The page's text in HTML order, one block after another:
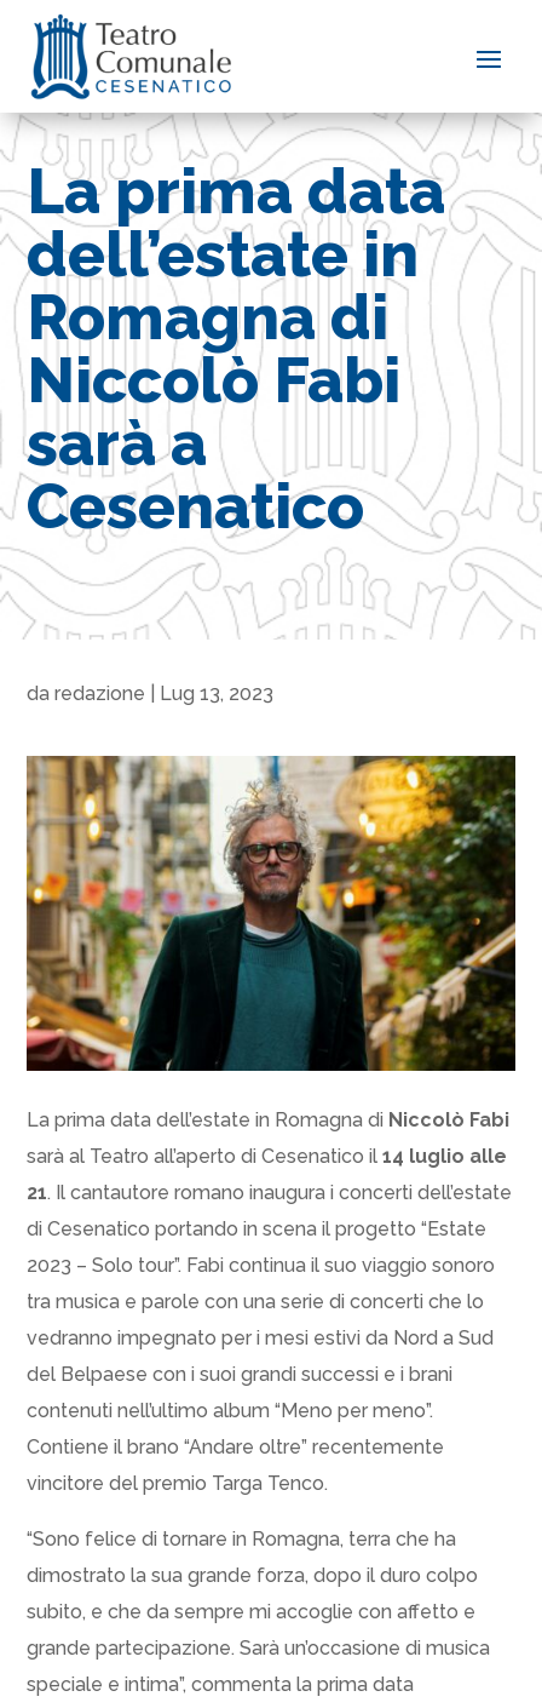
La prima data
dell’estate in
Romagna di
Niccolò Fabi
sarà a
Cesenatico
daredazione Lug 13, 2023
La prima data dell’estate in Romagna di Niccolò Fabi
sarà al Teatro all’aperto di Cesenatico il14 luglio alle
21. Il cantautore romano inaugura i concerti dell’estate
di Cesenatico portando in scena il progetto “Estate
2023 – Solo tour”. Fabi continua il suo viaggio sonoro
tra musica e parole con una serie di concerti che lo
vedranno impegnato per i mesi estivi da Nord a Sud
del Belpaese con i suoi grandi successi e i brani
contenuti nell’ultimo album “Meno per meno”.
Contiene il brano “Andare oltre” recentemente
vincitore del premio Targa Tenco.
“Sono felice di tornare in Romagna, terra che ha
dimostrato la sua grande forza, dopo il duro colpo
subito, e che da sempre mi accoglie con affetto e
grande partecipazione. Sarà un’occasione di musica
speciale e intima”, commenta la prima data